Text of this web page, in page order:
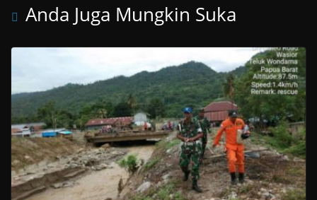
Anda Juga Mungkin Suka